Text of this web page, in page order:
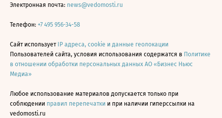
Электронная почта: news@vedomosti.ru
Телефон: +7 495 956-34-58
Сайт использует IP адреса, cookie и данные геолокации
Пользователей сайта, условия использования содержатся в Политике
в отношении обработки персональных данных АО «Бизнес Ньюс
Медиа»
Любое использование материалов допускается только при
соблюдении правил перепечатки и при наличии гиперссылки на
vedomosti.ru